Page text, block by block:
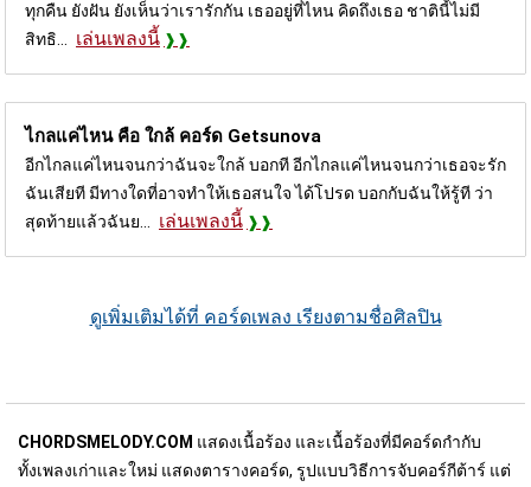
ทุกคืน ยังฝัน ยังเห็นว่าเรารักกัน เธออยู่ที่ไหน คิดถึงเธอ ชาตินี้ไม่มี
สิทธิ...
เล่นเพลงนี้
ไกลแค่ไหน คือ ใกล้ คอร์ด Getsunova
อีกไกลแค่ไหนจนกว่าฉันจะใกล้ บอกที อีกไกลแค่ไหนจนกว่าเธอจะรัก
ฉันเสียที มีทางใดที่อาจทำให้เธอสนใจ ได้โปรด บอกกับฉันให้รู้ที ว่า
สุดท้ายแล้วฉันย...
เล่นเพลงนี้
ดูเพิ่มเติมได้ที่ คอร์ดเพลง เรียงตามชื่อศิลปิน
CHORDSMELODY.COM แสดงเนื้อร้อง และเนื้อร้องที่มีคอร์ดกำกับ
ทั้งเพลงเก่าและใหม่ แสดงตารางคอร์ด, รูปแบบวิธีการจับคอร์กีต้าร์ แต่